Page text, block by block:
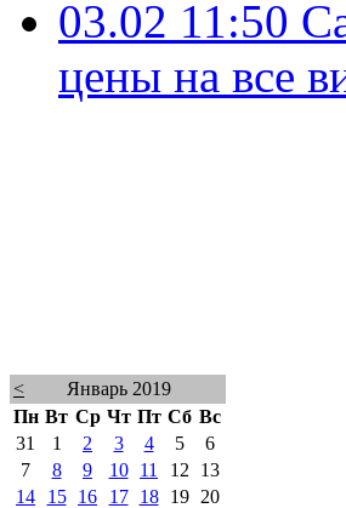
03.02 11:50
цены на все
<
Январь 2019
Пн Вт Ср Чт Пт Сб Вс
31
1 2 3 4 5
6
7
8 9 10 11 12
13
14
15 16 17 18 19
20